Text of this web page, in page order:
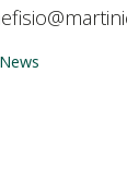
News